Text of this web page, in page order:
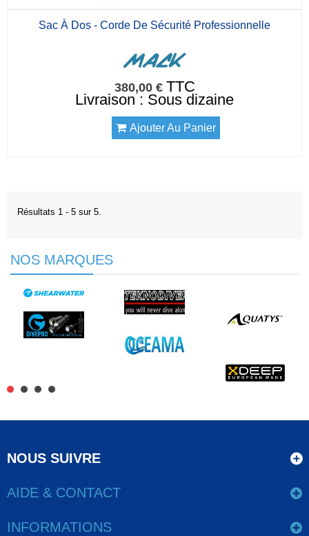
Sac À Dos - Corde De Sécurité Professionnelle
380,00 € TTC
Livraison : Sous dizaine
Ajouter Au Panier
Résultats 1 - 5 sur 5.
NOS MARQUES
NOUS SUIVRE
AIDE & CONTACT
INFORMATIONS